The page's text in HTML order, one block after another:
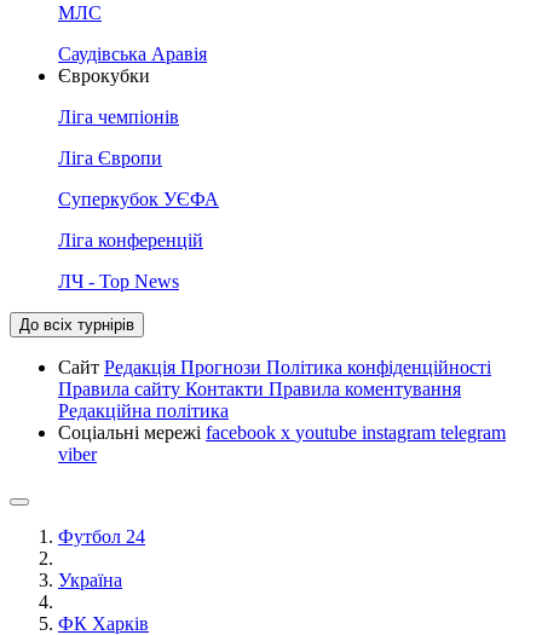
МЛС
Саудівська Аравія
Єврокубки
Ліга чемпіонів
Ліга Європи
Суперкубок УЄФА
Ліга конференцій
ЛЧ - Top News
До всіх турнірів
Сайт Редакція Прогнози Політика конфіденційності
Правила сайту Контакти Правила коментування
Редакційна політика
Соціальні мережі facebook x youtube instagram telegram
viber
Футбол 24
Україна
ФК Харків